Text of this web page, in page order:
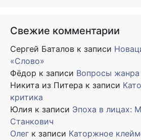
Свежие комментарии
Сергей Баталов к записи
«Слово»
Фёдор к записи Вопросы жанра
Никита из Питера к записи
критика
Юлия к записи Эпоха в лицах:
Станкович
Олег к записи Каторжное